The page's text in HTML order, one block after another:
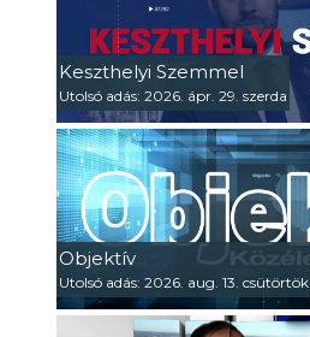
Keszthelyi Szemmel
Utolsó adás: 2026. ápr. 29. szerda
Objektív
Utolsó adás: 2026. aug. 13. csütörtök